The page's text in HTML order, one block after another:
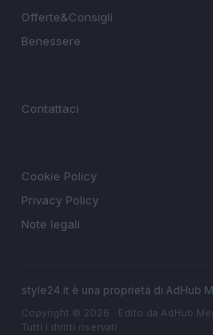
Offerte&Consigli
Benessere
Contattaci
Cookie Policy
Privacy Policy
Note legali
style24.it è una proprietà di AdHub
Copyright © 2026 · Edito da AdHub
Tutti i diritti riservati